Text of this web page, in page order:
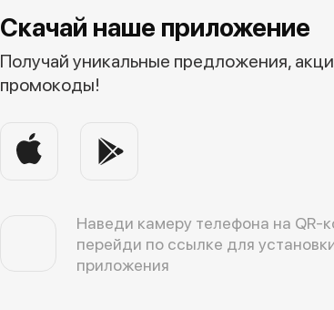
Скачай наше приложение
Получай уникальные предложения,
промокоды!
Наведи камеру телефона на QR-
перейди по ссылке для
приложения